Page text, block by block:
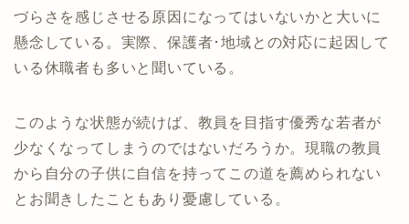
づらさを感じさせる原因になってはいないかと大いに
懸念している。実際、保護者･地域との対応に起因して
いる休職者も多いと聞いている。
このような状態が続けば、教員を目指す優秀な若者が
少なくなってしまうのではないだろうか。現職の教員
から自分の子供に自信を持ってこの道を薦められない
とお聞きしたこともあり憂慮している。